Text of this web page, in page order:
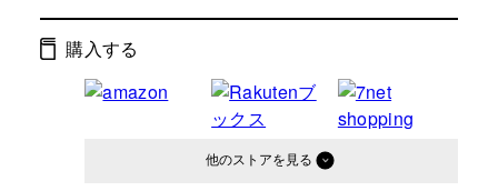
購入する
他のストア